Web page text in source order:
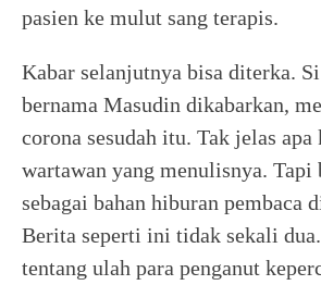
pasien ke mulut sang terapis.
Kabar selanjutnya bisa diterka.
bernama Masudin dikabarkan,
corona sesudah itu. Tak jelas apa
wartawan yang menulisnya. Tapi
sebagai bahan hiburan pembaca
Berita seperti ini tidak sekali
tentang ulah para penganut